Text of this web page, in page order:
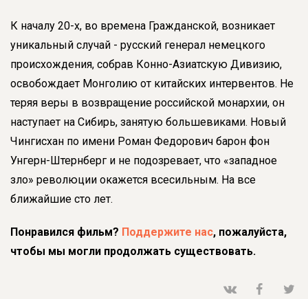
К началу 20-х, во времена Гражданской, возникает
уникальный случай - русский генерал немецкого
происхождения, собрав Конно-Азиатскую Дивизию,
освобождает Монголию от китайских интервентов. Не
теряя веры в возвращение российской монархии, он
наступает на Сибирь, занятую большевиками. Новый
Чингисхан по имени Роман Федорович барон фон
Унгерн-Штернберг и не подозревает, что «западное
зло» революции окажется всесильным. На все
ближайшие сто лет.
Понравился фильм? Поддержите нас, пожалуйста,
чтобы мы могли продолжать существовать.